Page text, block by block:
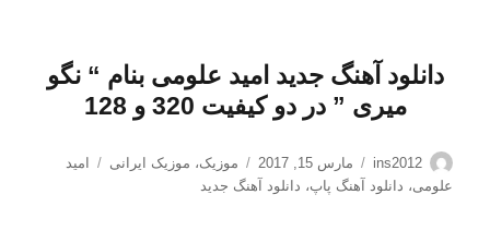
دانلود آهنگ جدید امید علومی بنام “ نگو
میری ” در دو کیفیت 320 و 128
نویسنده
ins2012
ارسال
شده
مارس 15, 2017 دسته‌ها
موزیک، موزیک ایرانی برچسب‌ها
امید
علومی، دانلود آهنگ پاپ، دانلود آهنگ جدید